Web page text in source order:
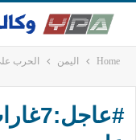
Home اليمن الحرب